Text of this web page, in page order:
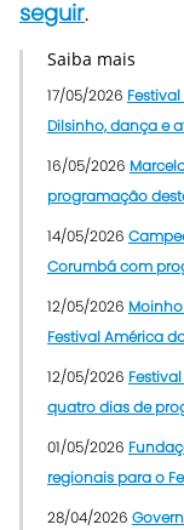
seguir.
Saiba mais
17/05/2026
Dilsinho, dança e
16/05/2026
programação
14/05/2026
Corumbá com
12/05/2026
Festival América
12/05/2026
quatro dias de
01/05/2026
regionais para o
28/04/2026